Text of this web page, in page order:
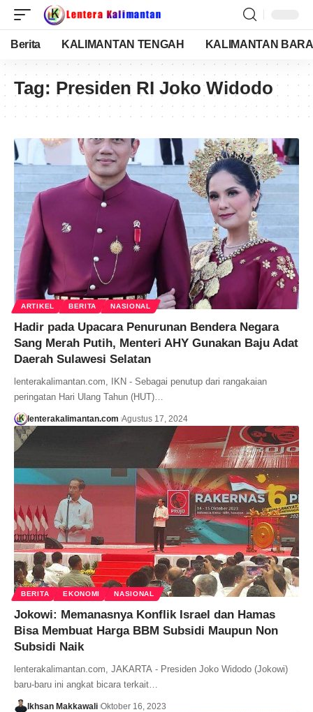
Berita KALIMANTAN TENGAH KALIMANTAN
Tag: Presiden RI Joko Widodo
ARTIKEL BERITA NASIONAL
Hadir pada Upacara Penurunan Bendera Negara
Sang Merah Putih, Menteri AHY Gunakan Baju Adat
Daerah Sulawesi Selatan
lenterakalimantan.com, IKN - Sebagai penutup dari rangakaian
peringatan Hari Ulang Tahun (HUT)…
lenterakalimantan.com Agustus 17, 2024
BERITA EKONOMI NASIONAL
Jokowi: Memanasnya Konflik Israel dan Hamas
Bisa Membuat Harga BBM Subsidi Maupun Non
Subsidi Naik
lenterakalimantan.com, JAKARTA - Presiden Joko Widodo (Jokowi)
baru-baru ini angkat bicara terkait…
Ikhsan Makkawali Oktober 16, 2023